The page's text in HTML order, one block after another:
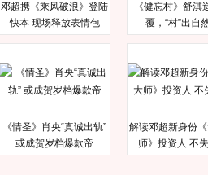
邓超携《乘风破浪》登陆
快本 现场释放表情包
《健忘村》舒淇
覆，“村”出自
《情圣》肖央“真诚出轨”
或成贺岁档爆款帝
解读邓超新身份
师》投资人 不